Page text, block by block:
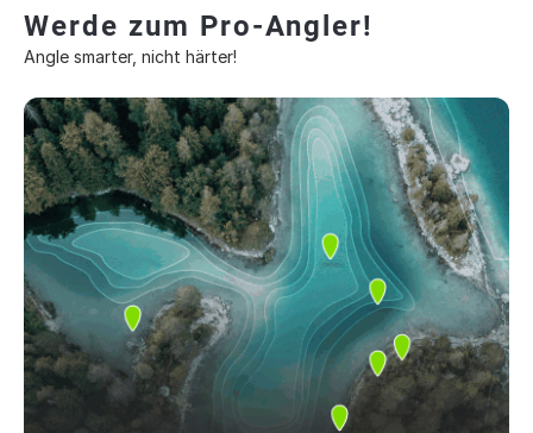
Werde zum Pro-Angler!
Angle smarter, nicht härter!